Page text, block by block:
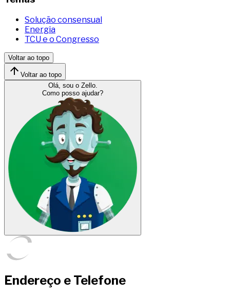
Solução consensual
Energia
TCU e o Congresso
Voltar ao topo
Voltar ao topo
Olá, sou o Zello.
Como posso ajudar?
Endereço e Telefone